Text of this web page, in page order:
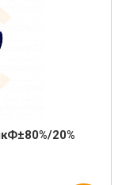
20%